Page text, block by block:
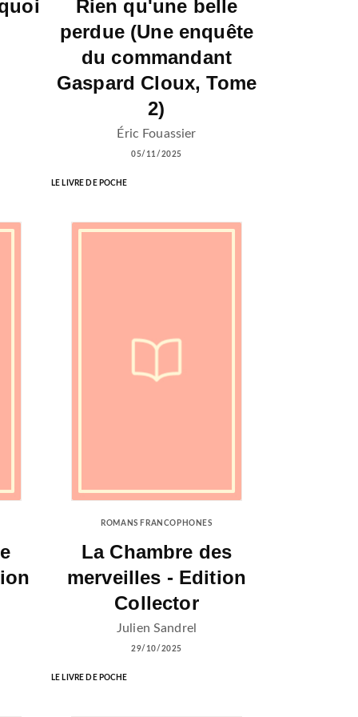
Rien qu'une belle
perdue (Une enquête
du commandant
Gaspard Cloux, Tome
2)
Éric Fouassier
05/11/2025
LE LIVRE DE POCHE
ROMANS FRANCOPHONES
La Chambre des
merveilles - Edition
Collector
Julien Sandrel
29/10/2025
LE LIVRE DE POCHE